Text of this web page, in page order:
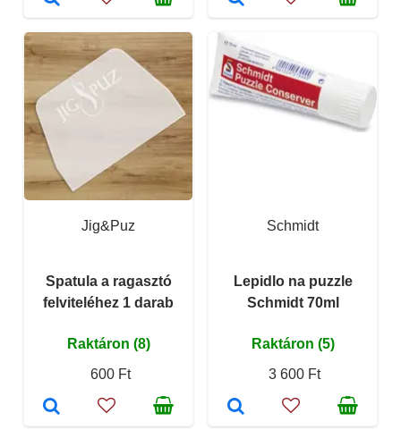
Jig&Puz
Spatula a ragasztó
felviteléhez 1 darab
Raktáron (8)
600 Ft
Schmidt
Lepidlo na puzzle
Schmidt 70ml
Raktáron (5)
3 600 Ft